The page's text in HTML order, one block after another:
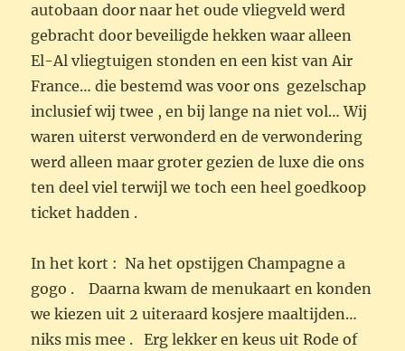
autobaan door naar het oude vliegveld werd
gebracht door beveiligde hekken waar alleen
El-Al vliegtuigen stonden en een kist van Air
France… die bestemd was voor ons gezelschap
inclusief wij twee , en bij lange na niet vol… Wij
waren uiterst verwonderd en de verwondering
werd alleen maar groter gezien de luxe die ons
ten deel viel terwijl we toch een heel goedkoop
ticket hadden .
In het kort : Na het opstijgen Champagne a
gogo . Daarna kwam de menukaart en konden
we kiezen uit 2 uiteraard kosjere maaltijden…
niks mis mee . Erg lekker en keus uit Rode of